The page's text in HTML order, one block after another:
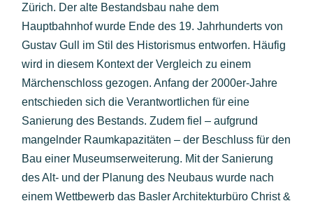
Zürich. Der alte Bestandsbau nahe dem
Hauptbahnhof wurde Ende des 19. Jahrhunderts von
Gustav Gull im Stil des Historismus entworfen. Häufig
wird in diesem Kontext der Vergleich zu einem
Märchenschloss gezogen. Anfang der 2000er-Jahre
entschieden sich die Verantwortlichen für eine
Sanierung des Bestands. Zudem fiel – aufgrund
mangelnder Raumkapazitäten – der Beschluss für den
Bau einer Museumserweiterung. Mit der Sanierung
des Alt- und der Planung des Neubaus wurde nach
einem Wettbewerb das Basler Architekturbüro Christ &